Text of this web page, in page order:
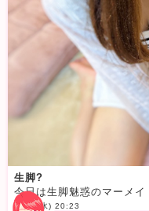
生脚?
今日は生脚魅惑のマーメイ
6/17 (水) 20:23